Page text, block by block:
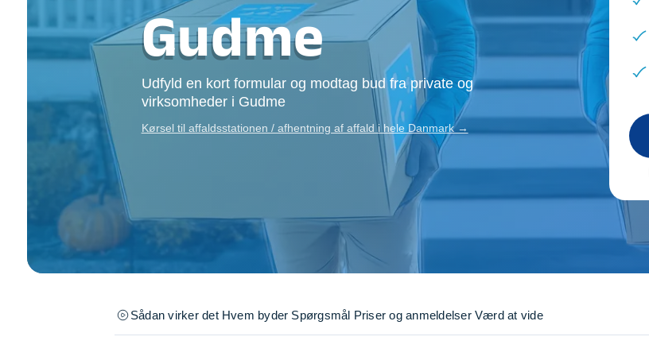
Opsætning af skillevæg
Rengøring
Tømrer
Træfældning
Tunge løft
TV installation og opsætning
Vinduespudsning
Se alle...
Gudme
Udfyld en kort formular og modtag bud fra private og
virksomheder i Gudme
Kørsel til affaldsstationen / afhentning af affald i hele Danmark →
Sådan virker det Hvem byder Spørgsmål Priser og anmeldelser Værd at vide